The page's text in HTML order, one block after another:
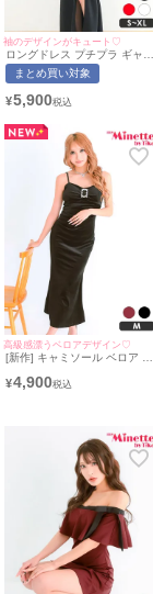
袖のデザインがキュート♡
ロングドレス プチプラ ギャル
タイト オフショル スリット セ
クシー ラウンジ キャミソール
バドレス (あおぽん着用/S~XL
ミネット
まとめ買い対象
¥5,900
高級感漂うベロアデザイン♡
[新作] キャミソール ベロア ビ
ドレス (みのり着用/Mサイズ対
応) | myMinette/マイミネット
¥4,900